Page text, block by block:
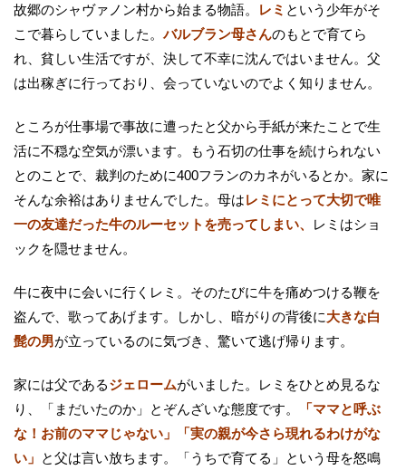
故郷のシャヴァノン村から始まる物語。 レミ という少年がそ
こで暮らしていました。バルブラン母さんのもとで育てら
れ、貧しい生活ですが、決して不幸に沈んではいません。父
は出稼ぎに行っており、会っていないのでよく知りません。
ところが仕事場で事故に遭ったと父から手紙が来たことで生
活に不穏な空気が漂います。もう石切の仕事を続けられない
とのことで、裁判のために400フランのカネがいるとか。家に
そんな余裕はありませんでした。母はレミにとって大切で唯
一の友達だった牛のルーセットを売ってしまい、
レミはショ
ックを隠せません。
牛に夜中に会いに行くレミ。そのたびに牛を痛めつける鞭を
盗んで、歌ってあげます。しかし、暗がりの背後に大きな白
髭の男が立っているのに気づき、驚いて逃げ帰ります。
家には父であるジェロームがいました。レミをひとめ見るな
り、「まだいたのか」とぞんざいな態度です。
「ママと呼ぶ
な！お前のママじゃない」「実の親が今さら現れるわけがな
い」 と父は言い放ちます。「うちで育てる」という母を怒鳴